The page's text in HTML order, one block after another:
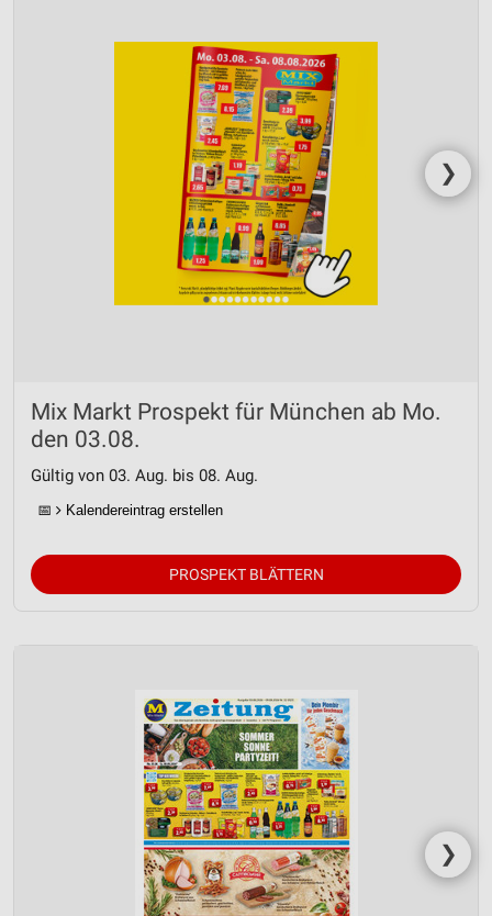
❯
Mix Markt Prospekt für München ab Mo.
den 03.08.
Gültig von 03. Aug. bis 08. Aug.
📅 Kalendereintrag erstellen
PROSPEKT BLÄTTERN
❯